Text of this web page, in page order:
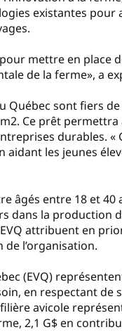
existantes
mettre en
de la ferme», a
Québec sont fiers
Ce prêt permettra
durables. «
les jeunes
âgés entre 18 et
dans la production
attribuent en
l’organisation.
(EVQ)
en respectant
avicole
2,1 G$ en